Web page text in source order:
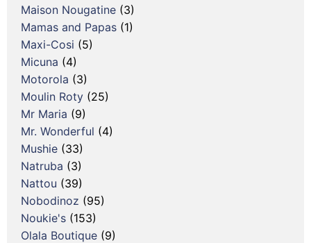
Maison Nougatine (3)
Mamas and Papas (1)
Maxi-Cosi (5)
Micuna (4)
Motorola (3)
Moulin Roty (25)
Mr Maria (9)
Mr. Wonderful (4)
Mushie (33)
Natruba (3)
Nattou (39)
Nobodinoz (95)
Noukie's (153)
Olala Boutique (9)